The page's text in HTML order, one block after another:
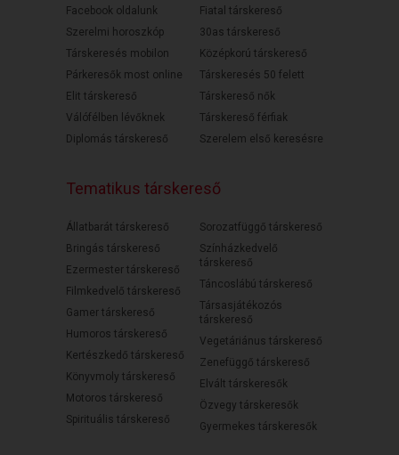
Facebook oldalunk
Szerelmi horoszkóp
Társkeresés mobilon
Párkeresők most online
Elit társkereső
Válófélben lévőknek
Diplomás társkereső
Fiatal társkereső
30as társkereső
Középkorú társkereső
Társkeresés 50 felett
Társkereső nők
Társkereső férfiak
Szerelem első keresésre
Tematikus társkereső
Állatbarát társkereső
Bringás társkereső
Ezermester társkereső
Filmkedvelő társkereső
Gamer társkereső
Humoros társkereső
Kertészkedő társkereső
Könyvmoly társkereső
Motoros társkereső
Spirituális társkereső
Sorozatfüggő társkereső
Színházkedvelő
társkereső
Táncoslábú társkereső
Társasjátékozós
társkereső
Vegetáriánus társkereső
Zenefüggő társkereső
Elvált társkeresők
Özvegy társkeresők
Gyermekes társkeresők